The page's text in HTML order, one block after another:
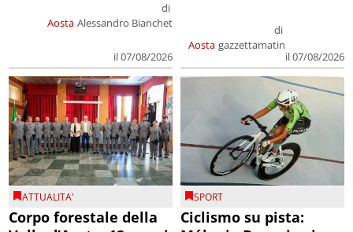
Aosta
di
Alessandro Bianchet
il 07/08/2026
Aosta
di
gazzettamatin
il 07/08/2026
ATTUALITA'
Corpo forestale della
SPORT
Ciclismo su pista: